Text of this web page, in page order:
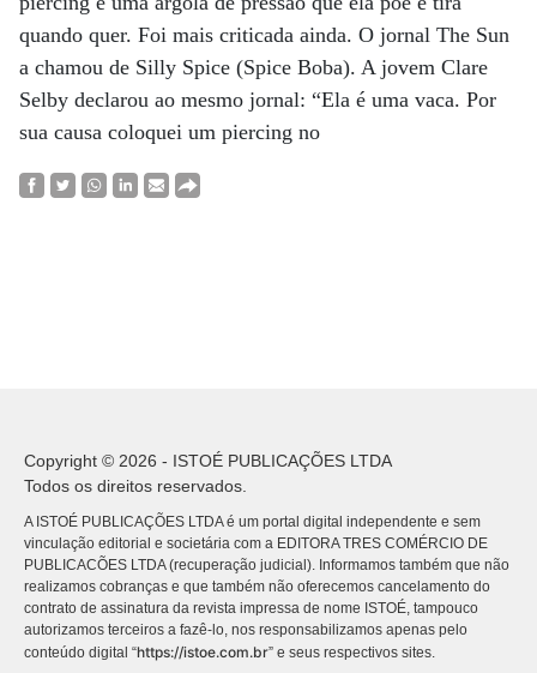
quando quer. Foi mais criticada ainda. O jornal The Sun
a chamou de Silly Spice (Spice Boba). A jovem Clare
Selby declarou ao mesmo jornal: “Ela é uma vaca. Por
sua causa coloquei um piercing no
Copyright © 2026 - ISTOÉ PUBLICAÇÕES LTDA
Todos os direitos reservados.
A ISTOÉ PUBLICAÇÕES LTDA é um portal digital independente e sem
vinculação editorial e societária com a EDITORA TRES COMÉRCIO DE
PUBLICACÕES LTDA (recuperação judicial). Informamos também que não
realizamos cobranças e que também não oferecemos cancelamento do
contrato de assinatura da revista impressa de nome ISTOÉ, tampouco
autorizamos terceiros a fazê-lo, nos responsabilizamos apenas pelo
conteúdo digital “https://istoe.com.br” e seus respectivos sites.